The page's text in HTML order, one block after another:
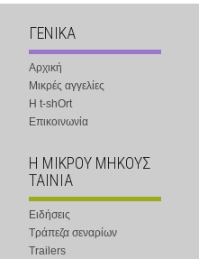
ΓΕΝΙΚΑ
Αρχική
Μικρές αγγελίες
Η t-shOrt
Επικοινωνία
Η ΜΙΚΡΟΥ ΜΗΚΟΥΣ
ΤΑΙΝΙΑ
Ειδήσεις
Τράπεζα σεναρίων
Trailers